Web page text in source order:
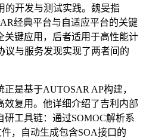
的开发与测试实践。魏旻指
经典平台与自适应平台的关键
关键应用，后者适用于高性能计
议与服务发现实现了两者间的
是基于AUTOSAR AP构建，
效复用。他详细介绍了吉利内部
工具链：通过SOMOC解析系
，自动生成包含SOA接口的